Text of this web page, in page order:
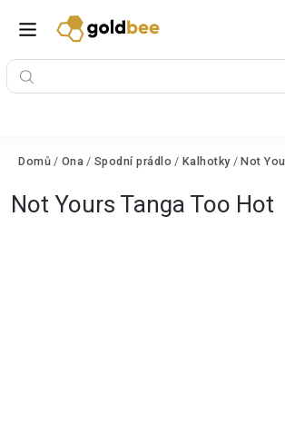
Domů / Ona / Spodní prádlo / Kalhotky / Not
Not Yours Tanga Too Hot